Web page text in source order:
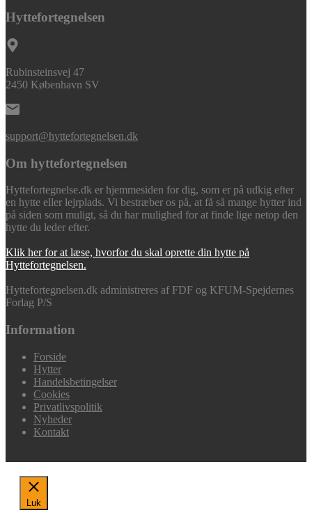
Hyttefortegnelsen
Rubinsteinsvej 47
2450 København SV
support@hyttefortegnelsen.dk
Om hyttefortegnelsen
Hyttefortegnelse.dk er hjemmesiden for dig, som er på udkig efter
en hytte eller lejrplads. Vi bestræber os på, at få så mange hytter ind
på siden som muligt, så du har mulighed for at finde lige netop den
hytte du leder efter.
Klik her for at læse, hvorfor du skal oprette din hytte på
Hyttefortegnelsen.
Hyttefortegnelsen.dk administreres af FDF og KFUM-Spejdernes
Forlag P/S
Information
Forside
Hytter
Handelsbetingelser
Cookies
Privatlivspolitik
Nyheder
Kontakt
Luk